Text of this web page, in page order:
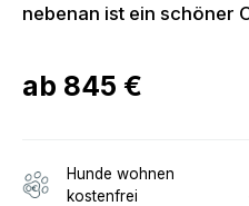
nebenan ist ein schöner
ab 845 €
Hunde wohnen
kostenfrei